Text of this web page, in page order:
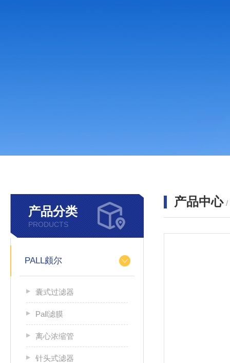
产品分类
PRODUCTS
PALL颇尔
囊式过滤器
Pall滤膜
离心浓缩管
针头式滤器
产品中心 /